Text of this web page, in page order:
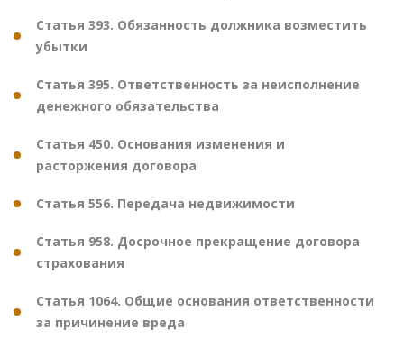
Статья 393. Обязанность должника возместить
убытки
Статья 395. Ответственность за неисполнение
денежного обязательства
Статья 450. Основания изменения и
расторжения договора
Статья 556. Передача недвижимости
Статья 958. Досрочное прекращение договора
страхования
Статья 1064. Общие основания ответственности
за причинение вреда